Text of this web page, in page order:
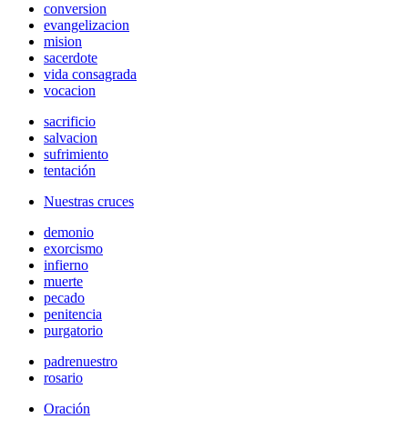
conversion
evangelizacion
mision
sacerdote
vida consagrada
vocacion
sacrificio
salvacion
sufrimiento
tentación
Nuestras cruces
demonio
exorcismo
infierno
muerte
pecado
penitencia
purgatorio
padrenuestro
rosario
Oración